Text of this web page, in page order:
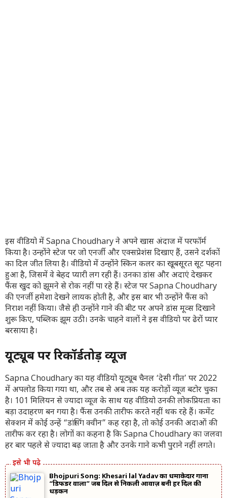
इस वीडियो में Sapna Choudhary ने अपने खास अंदाज में परफॉर्म
किया है। उन्होंने स्टेज पर जो एनर्जी और एक्सप्रेशंस दिखाए हैं, उसने दर्शकों
का दिल जीत लिया है। वीडियो में उन्होंने स्किन कलर का खूबसूरत सूट पहना
हुआ है, जिसमें वे बेहद प्यारी लग रही हैं। उनका डांस और अदाएं देखकर
फैंस खुद को झूमने से रोक नहीं पा रहे हैं। स्टेज पर Sapna Choudhary
की एनर्जी हमेशा देखने लायक होती है, और इस बार भी उन्होंने फैंस को
निराश नहीं किया। जैसे ही उन्होंने गाने की बीट पर अपने डांस मूव्स दिखाने
शुरू किए, पब्लिक झूम उठी। उनके चाहने वालों ने इस वीडियो पर ढेरों प्यार
बरसाया है।
यूट्यूब पर रिकॉर्डतोड़ व्यूज
Sapna Choudhary का यह वीडियो यूट्यूब चैनल ‘देसी गीत’ पर 2022
में अपलोड किया गया था, और तब से अब तक यह करोड़ों व्यूज बटोर चुका
है। 101 मिलियन से ज्यादा व्यूज के साथ यह वीडियो उनकी लोकप्रियता का
बड़ा उदाहरण बन गया है। फैंस उनकी तारीफ करते नहीं थक रहे हैं। कमेंट
सेक्शन में कोई उन्हें “डांसिंग क्वीन” कह रहा है, तो कोई उनकी अदाओं की
तारीफ कर रहा है। लोगों का कहना है कि Sapna Choudhary का जलवा
हर बार पहले से ज्यादा बढ़ जाता है और उनके गाने कभी पुराने नहीं लगते।
Bhojpuri Song: Khesari lal Yadav का धमाकेदार गाना
“डिफेंडर वाला” जब दिल से निकली आवाज़ बनी हर दिल की
धड़कन